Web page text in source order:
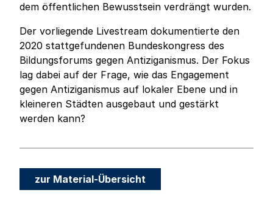
dem öffentlichen Bewusstsein verdrängt wurden.
Der vorliegende Livestream dokumentierte den
2020 stattgefundenen Bundeskongress des
Bildungsforums gegen Antiziganismus. Der Fokus
lag dabei auf der Frage, wie das Engagement
gegen Antiziganismus auf lokaler Ebene und in
kleineren Städten ausgebaut und gestärkt
werden kann?
zur Material-Übersicht